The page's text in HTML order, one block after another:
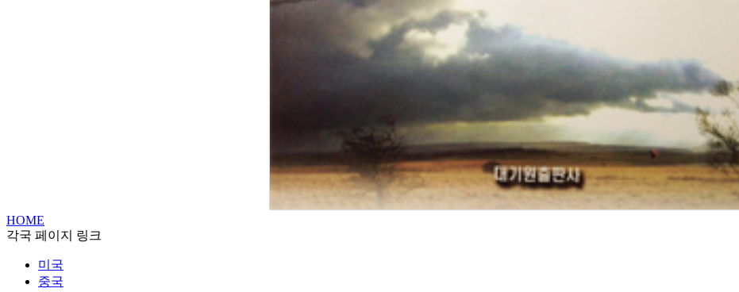
HOME
각국 페이지 링크
미국
중국